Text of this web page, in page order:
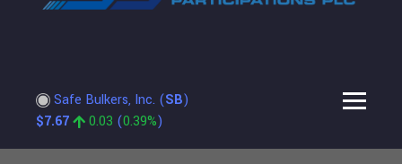
Safe Bulkers, Inc. (SB)
$7.67 0.03 (0.39%)